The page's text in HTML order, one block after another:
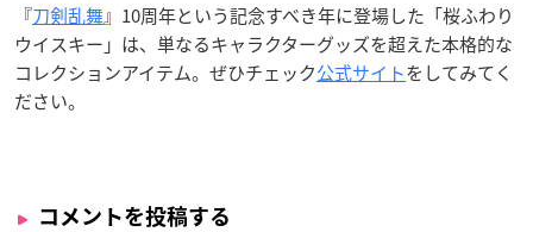
『刀剣乱舞』10周年という記念すべき年に登場した「桜ふわり
ウイスキー」は、単なるキャラクターグッズを超えた本格的な
コレクションアイテム。ぜひチェック公式サイトをしてみてく
ださい。
コメントを投稿する